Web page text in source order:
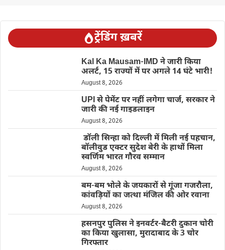
ट्रेंडिंग ख़बरें
Kal Ka Mausam-IMD ने जारी किया
अलर्ट, 15 राज्यों में पर अगले 14 घंटे भारी!
August 8, 2026
UPI से पेमेंट पर नहीं लगेगा चार्ज, सरकार ने
जारी की नई गाइडलाइन
August 8, 2026
डॉली सिन्हा को दिल्ली में मिली नई पहचान,
बॉलीवुड एक्टर सुदेश बेरी के हाथों मिला
स्वर्णिम भारत गौरव सम्मान
August 8, 2026
बम-बम भोले के जयकारों से गूंजा गजरौला,
कांवड़ियों का जत्था मंजिल की ओर रवाना
August 8, 2026
हसनपुर पुलिस ने इनवर्टर-बैटरी दुकान चोरी
का किया खुलासा, मुरादाबाद के 3 चोर
गिरफ्तार